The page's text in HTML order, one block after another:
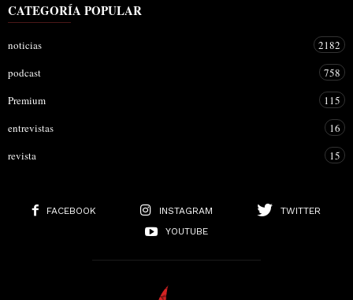
CATEGORÍA POPULAR
noticias
2182
podcast
758
Premium
115
entrevistas
16
revista
15
FACEBOOK INSTAGRAM
TWITTER
YOUTUBE